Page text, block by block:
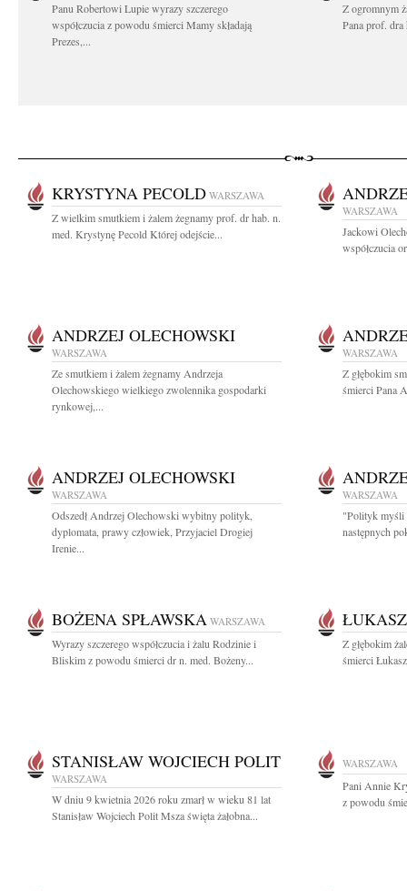
Panu Robertowi Lupie wyrazy szczerego
współczucia z powodu śmierci Mamy składają
Prezes,...
Z ogromnym
Pana prof. dra
KRYSTYNA PECOLD WARSZAWA
Z wielkim smutkiem i żalem żegnamy prof. dr hab. n.
med. Krystynę Pecold Której odejście...
WARSZAWA
Jackowi
współczucia
ANDRZEJ OLECHOWSKI
WARSZAWA
Ze smutkiem i żalem żegnamy Andrzeja
Olechowskiego wielkiego zwolennika gospodarki
rynkowej,...
WARSZAWA
Z głębokim
śmierci Pana
ANDRZEJ OLECHOWSKI
WARSZAWA
Odszedł Andrzej Olechowski wybitny polityk,
dyplomata, prawy człowiek, Przyjaciel Drogiej
Irenie...
WARSZAWA
"Polityk myśli
następnych
BOŻENA SPŁAWSKA WARSZAWA
Wyrazy szczerego współczucia i żalu Rodzinie i
Bliskim z powodu śmierci dr n. med. Bożeny...
Z głębokim
śmierci
STANISŁAW WOJCIECH POLIT
WARSZAWA
W dniu 9 kwietnia 2026 roku zmarł w wieku 81 lat
Stanisław Wojciech Polit Msza święta żałobna...
WARSZAWA
Pani Annie
z powodu